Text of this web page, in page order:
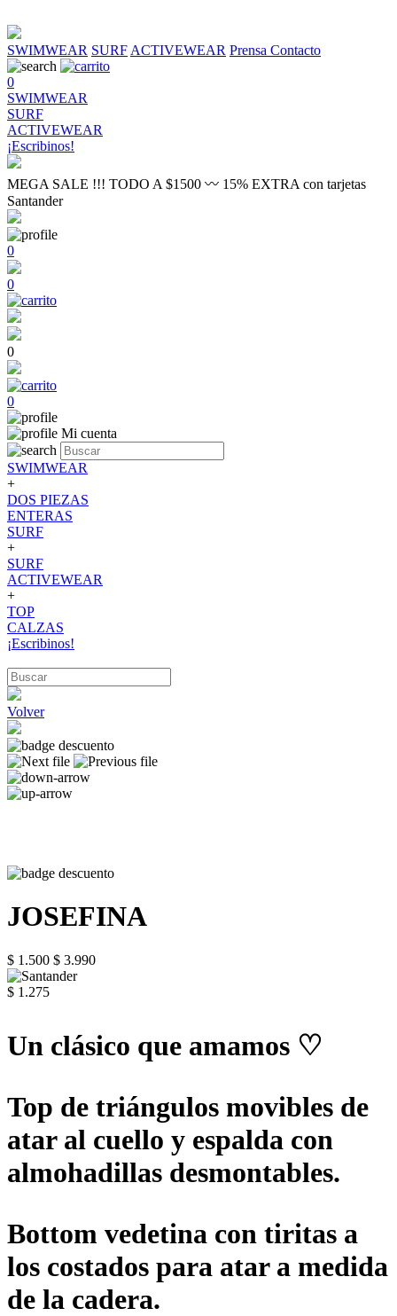
SWIMWEAR SURF ACTIVEWEAR Prensa Contacto
0
SWIMWEAR
SURF
ACTIVEWEAR
¡Escribinos!
MEGA SALE !!! TODO A $1500 〰 15% EXTRA con tarjetas
Santander
0
0
0
0
Mi cuenta
SWIMWEAR
+
DOS PIEZAS
ENTERAS
SURF
+
SURF
ACTIVEWEAR
+
TOP
CALZAS
¡Escribinos!
Volver
JOSEFINA
$ 1.500 $ 3.990
$ 1.275
Un clásico que amamos ♡
Top de triángulos movibles de
atar al cuello y espalda con
almohadillas desmontables.
Bottom vedetina con tiritas a
los costados para atar a medida
de la cadera.